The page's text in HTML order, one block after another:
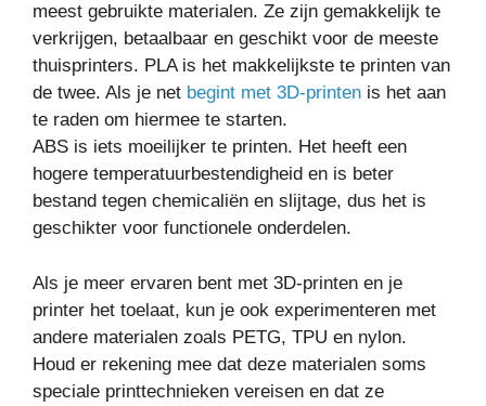
meest gebruikte materialen. Ze zijn gemakkelijk te
verkrijgen, betaalbaar en geschikt voor de meeste
thuisprinters. PLA is het makkelijkste te printen van
de twee. Als je net begint met 3D-printen is het aan
te raden om hiermee te starten.
ABS is iets moeilijker te printen. Het heeft een
hogere temperatuurbestendigheid en is beter
bestand tegen chemicaliën en slijtage, dus het is
geschikter voor functionele onderdelen.
Als je meer ervaren bent met 3D-printen en je
printer het toelaat, kun je ook experimenteren met
andere materialen zoals PETG, TPU en nylon.
Houd er rekening mee dat deze materialen soms
speciale printtechnieken vereisen en dat ze